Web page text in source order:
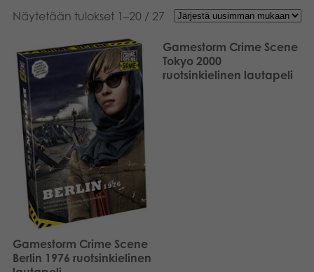
Näytetään tulokset 1–20 / 27
Gamestorm Crime Scene
Berlin 1976 ruotsinkielinen
Gamestorm Crime Scene
Tokyo 2000
ruotsinkielinen lautapeli